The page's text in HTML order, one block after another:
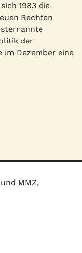
1983 die
Rechten
der
im Dezember eine
MMZ,